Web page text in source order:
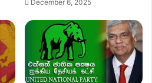
December 6, 2025